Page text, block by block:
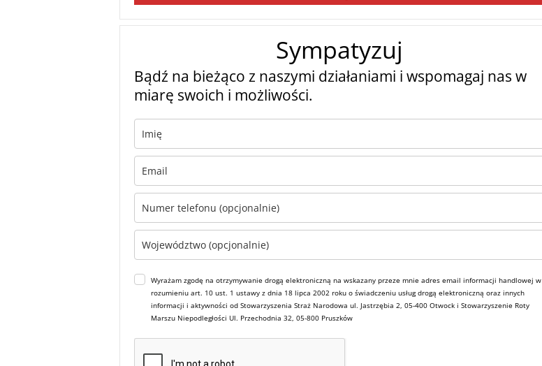
Sympatyzuj
Bądź na bieżąco z naszymi działaniami i wspomagaj nas w
miarę swoich i możliwości.
Wyrażam zgodę na otrzymywanie drogą elektroniczną na wskazany przeze mnie adres email informacji handlowej w
rozumieniu art. 10 ust. 1 ustawy z dnia 18 lipca 2002 roku o świadczeniu usług drogą elektroniczną oraz innych
informacji i aktywności od Stowarzyszenia Straż Narodowa ul. Jastrzębia 2, 05-400 Otwock i Stowarzyszenie Roty
Marszu Niepodległości Ul. Przechodnia 32, 05-800 Pruszków